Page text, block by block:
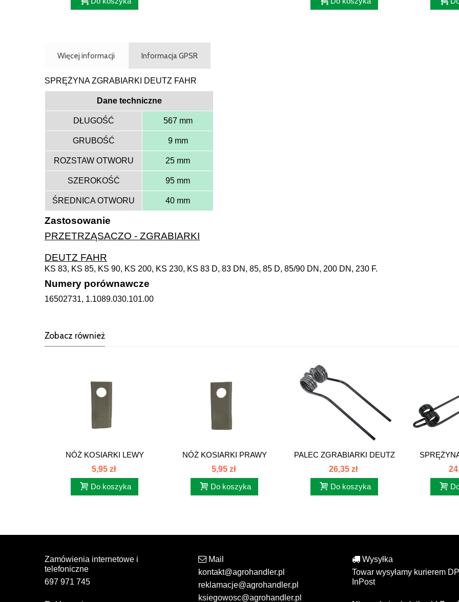
Więcej informacji Informacja GPSR
SPRĘŻYNA ZGRABIARKI DEUTZ FAHR
Dane techniczne
DŁUGOŚĆ 567 mm
GRUBOŚĆ 9 mm
ROZSTAW OTWORU 25 mm
SZEROKOŚĆ 95 mm
ŚREDNICA OTWORU 40 mm
Zastosowanie
PRZETRZĄSACZO - ZGRABIARKI
DEUTZ FAHR
KS 83, KS 85, KS 90, KS 200, KS 230, KS 83 D, 83 DN, 85, 85 D, 85/90 DN, 200 DN, 230 F.
Numery porównawcze
16502731, 1.1089.030.101.00
Zobacz również
NÓŻ KOSIARKI LEWY
DEUTZ FAHR...
5,95 zł
Do koszyka
NÓŻ KOSIARKI PRAWY
DEUTZ FAHR...
5,95 zł
Do koszyka
PALEC ZGRABIARKI DEUTZ
FAHR...
26,35 zł
Do koszyka
Zamówienia internetowe i
telefoniczne
697 971 745
Mail
kontakt@agrohandler.pl
reklamacje@agrohandler.pl
ksiegowosc@agrohandler.pl
Wysyłka
Towar wysyłamy kurierem
InPost